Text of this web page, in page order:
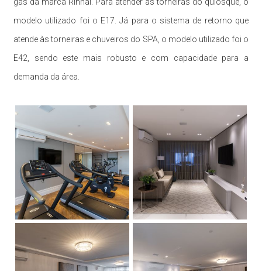
modelo utilizado foi o E17. Já para o sistema de retorno que
atende às torneiras e chuveiros do SPA, o modelo utilizado foi o
E42, sendo este mais robusto e com capacidade para a
demanda da área.